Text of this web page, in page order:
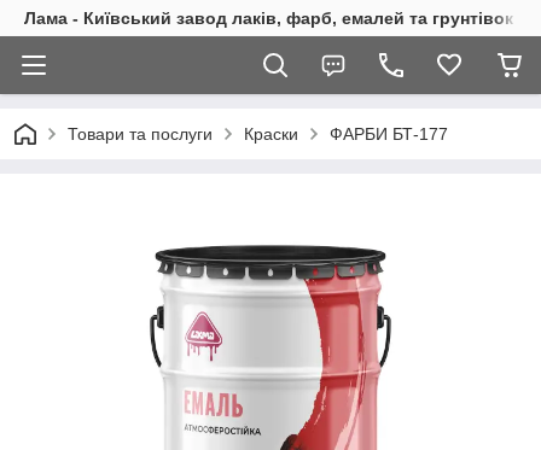
Лама - Київський завод лаків, фарб, емалей та грунтівок
Товари та послуги Краски ФАРБИ БТ-177